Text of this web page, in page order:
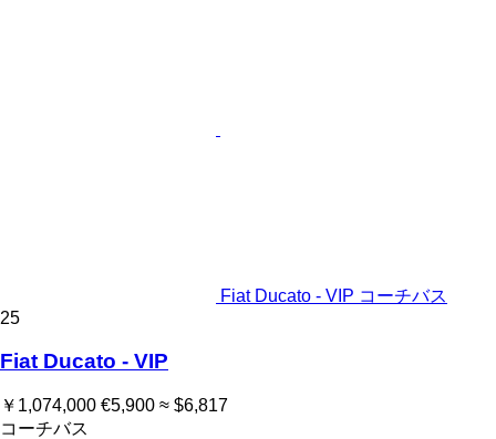
Fiat Ducato - VIP コーチバス
25
Fiat Ducato - VIP
￥1,074,000 €5,900 ≈ $6,817
コーチバス